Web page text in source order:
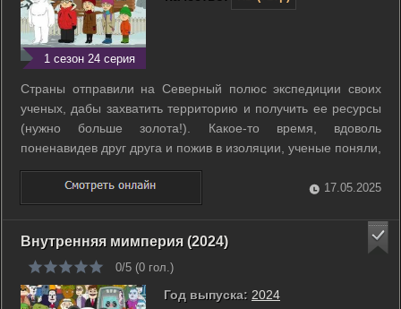
1 сезон 24 серия
Страны отправили на Северный полюс экспедиции своих
ученых, дабы захватить территорию и получить ее ресурсы
(нужно больше золота!). Какое-то время, вдоволь
поненавидев друг друга и пожив в изоляции, ученые поняли,
что вместе выживается легче, и основали город «Южный»,
самый северный город мира. Именно сюда приезжают
Беловы - семья исследователей ...
17.05.2025
Внутренняя мимперия (2024)
0/5 (0 гол.)
Год выпуска: 2024